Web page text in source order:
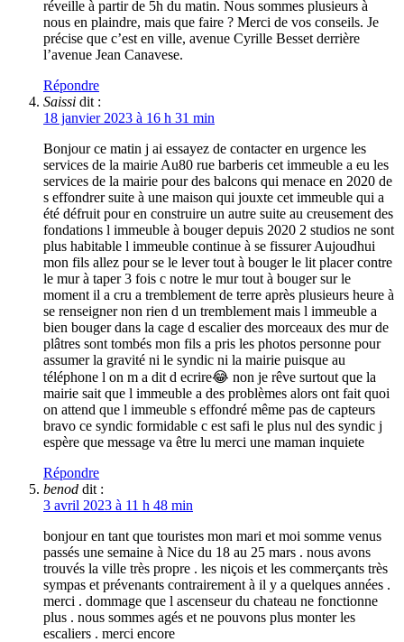
réveille à partir de 5h du matin. Nous sommes plusieurs à
nous en plaindre, mais que faire ? Merci de vos conseils. Je
précise que c’est en ville, avenue Cyrille Besset derrière
l’avenue Jean Canavese.
Répondre
Saissi dit :
18 janvier 2023 à 16 h 31 min
Bonjour ce matin j ai essayez de contacter en urgence les
services de la mairie Au80 rue barberis cet immeuble a eu les
services de la mairie pour des balcons qui menace en 2020 de
s effondrer suite à une maison qui jouxte cet immeuble qui a
été défruit pour en construire un autre suite au creusement des
fondations l immeuble à bouger depuis 2020 2 studios ne sont
plus habitable l immeuble continue à se fissurer Aujoudhui
mon fils allez pour se le lever tout à bouger le lit placer contre
le mur à taper 3 fois c notre le mur tout à bouger sur le
moment il a cru a tremblement de terre après plusieurs heure à
se renseigner non rien d un tremblement mais l immeuble a
bien bouger dans la cage d escalier des morceaux des mur de
plâtres sont tombés mon fils a pris les photos personne pour
assumer la gravité ni le syndic ni la mairie puisque au
téléphone l on m a dit d ecrire😂 non je rêve surtout que la
mairie sait que l immeuble a des problèmes alors ont fait quoi
on attend que l immeuble s effondré même pas de capteurs
bravo ce syndic formidable c est safi le plus nul des syndic j
espère que message va être lu merci une maman inquiete
Répondre
benod dit :
3 avril 2023 à 11 h 48 min
bonjour en tant que touristes mon mari et moi somme venus
passés une semaine à Nice du 18 au 25 mars . nous avons
trouvés la ville très propre . les niçois et les commerçants très
sympas et prévenants contrairement à il y a quelques années .
merci . dommage que l ascenseur du chateau ne fonctionne
plus . nous sommes agés et ne pouvons plus monter les
escaliers . merci encore